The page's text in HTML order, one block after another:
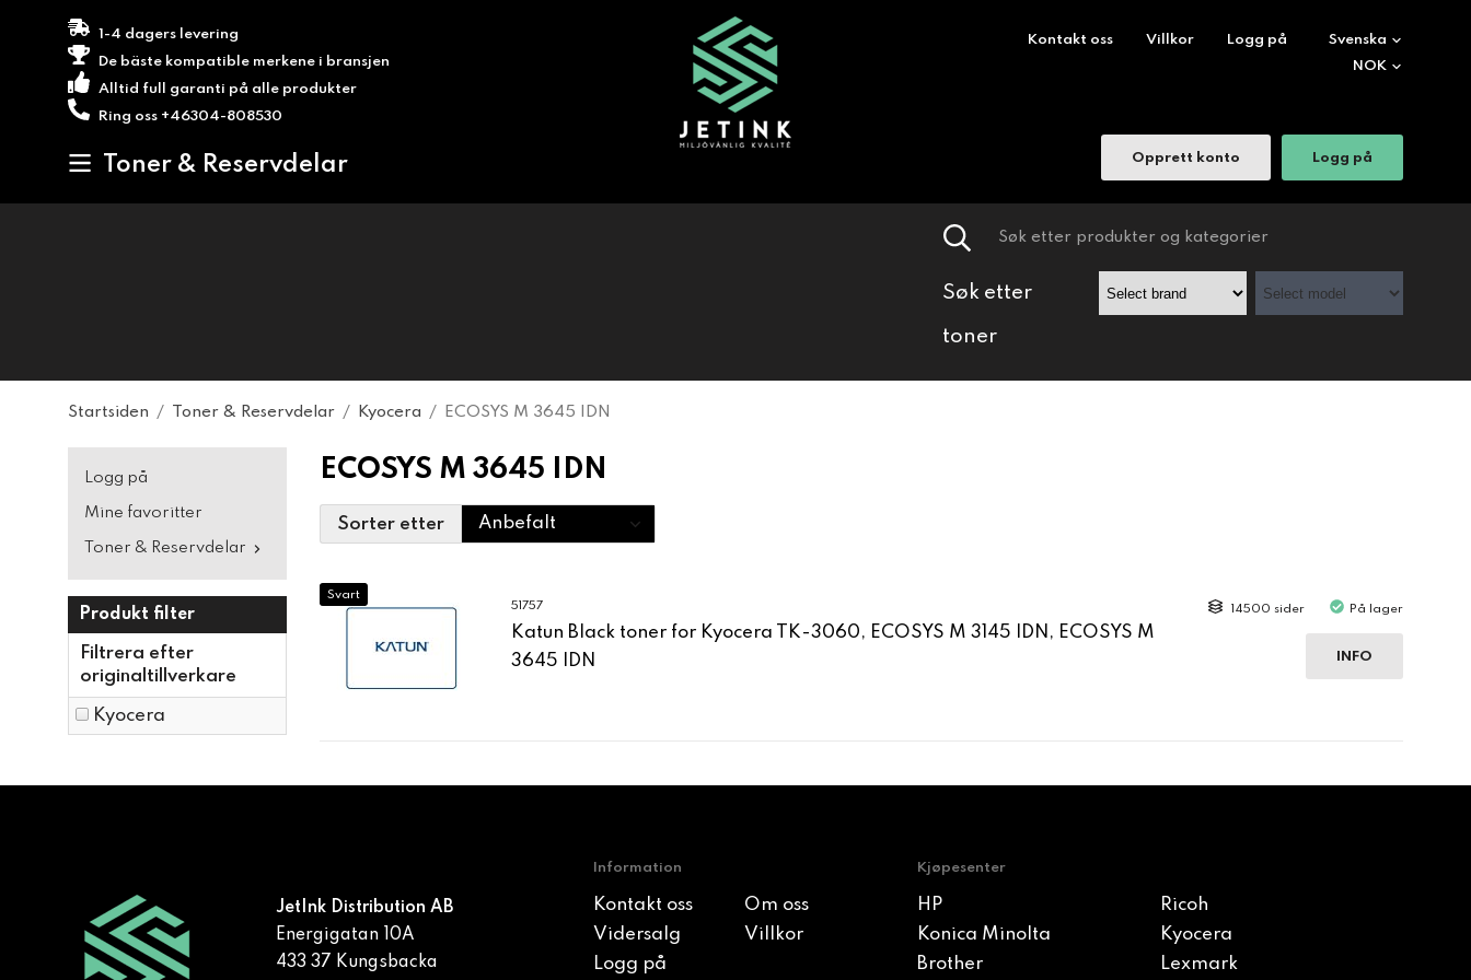
1-4 dagers levering
De bäste kompatible merkene i bransjen
Alltid full garanti på alle produkter
Ring oss +46304-808530
Toner & Reservdelar
Kontakt oss Villkor Logg på
Opprett konto Logg på
Søk etter
toner
Startsiden / Toner & Reservdelar / Kyocera / ECOSYS M 3645 IDN
Logg på
Mine favoritter
Toner & Reservdelar
Produkt filter
Filtrera efter
originaltillverkare
Kyocera
ECOSYS M 3645 IDN
Sorter etter
Svart
51757
Katun Black toner for Kyocera TK-3060, ECOSYS M 3145 IDN, ECOSYS M
3645 IDN
14500 sider På lager
INFO
JetInk Distribution AB
Energigatan 10A
433 37 Kungsbacka
Information
Kontakt oss
Om oss
Vidersalg
Villkor
Logg på
Kjøpesenter
HP
Ricoh
Konica Minolta
Kyocera
Brother
Lexmark